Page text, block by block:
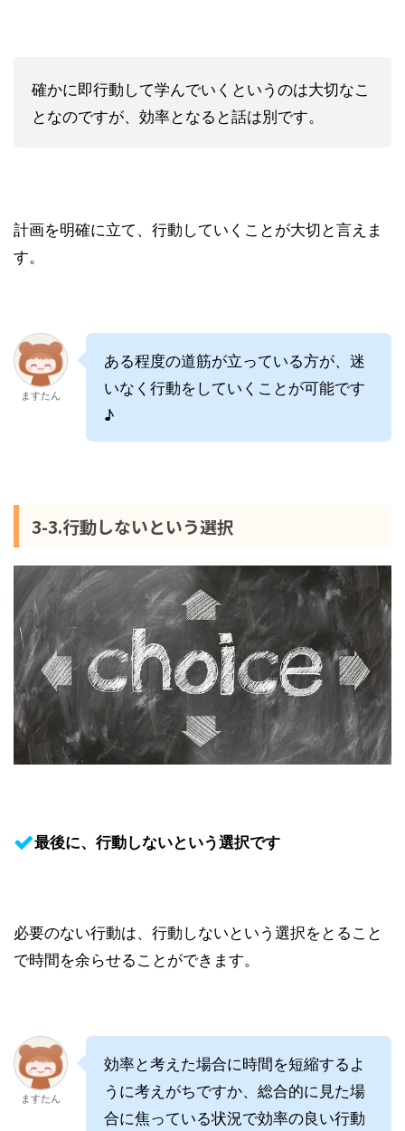
確かに即行動して学んでいくというのは大切なこ
となのですが、効率となると話は別です。
計画を明確に立て、行動していくことが大切と言えま
す。
ますたん
ある程度の道筋が立っている方が、迷
いなく行動をしていくことが可能です
♪
3-3.行動しないという選択
最後に、行動しないという選択です
必要のない行動は、行動しないという選択をとること
で時間を余らせることができます。
ますたん
効率と考えた場合に時間を短縮するよ
うに考えがちですか、総合的に見た場
合に焦っている状況で効率の良い行動